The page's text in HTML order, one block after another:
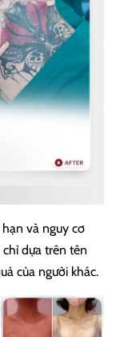
và nguy cơ
dựa trên tên
của người khác.